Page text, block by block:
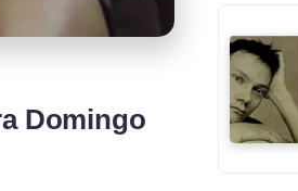
Domingo